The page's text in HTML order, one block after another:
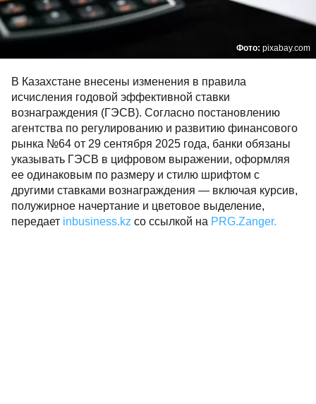
Фото: pixabay.com
В Казахстане внесены изменения в правила
исчисления годовой эффективной ставки
вознаграждения (ГЭСВ). Согласно постановлению
агентства по регулированию и развитию финансового
рынка №64 от 29 сентября 2025 года, банки обязаны
указывать ГЭСВ в цифровом выражении, оформляя
ее одинаковым по размеру и стилю шрифтом с
другими ставками вознаграждения — включая курсив,
полужирное начертание и цветовое выделение,
передает inbusiness.kz со ссылкой на PRG.Zanger.